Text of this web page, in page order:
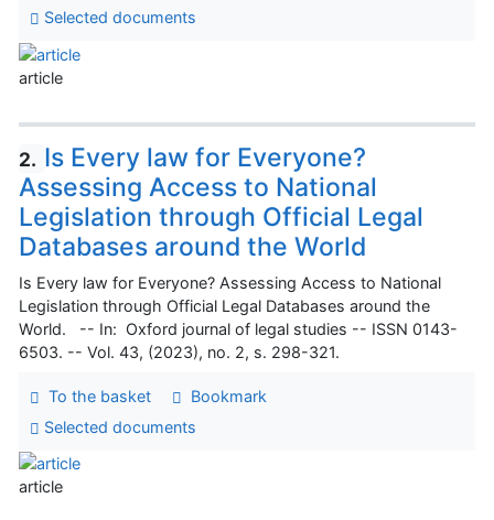
Selected documents
article
2. Is Every law for Everyone?
Assessing Access to National
Legislation through Official Legal
Databases around the World
Is Every law for Everyone? Assessing Access to National
Legislation through Official Legal Databases around the
World. -- In: Oxford journal of legal studies -- ISSN 0143-
6503. -- Vol. 43, (2023), no. 2, s. 298-321.
To the basket
Bookmark
Selected documents
article